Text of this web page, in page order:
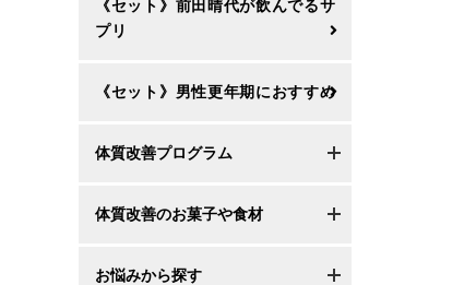
《セット》前田晴代が飲んでるサ
プリ
《セット》男性更年期におすすめ
体質改善プログラム
体質改善のお菓子や食材
お悩みから探す